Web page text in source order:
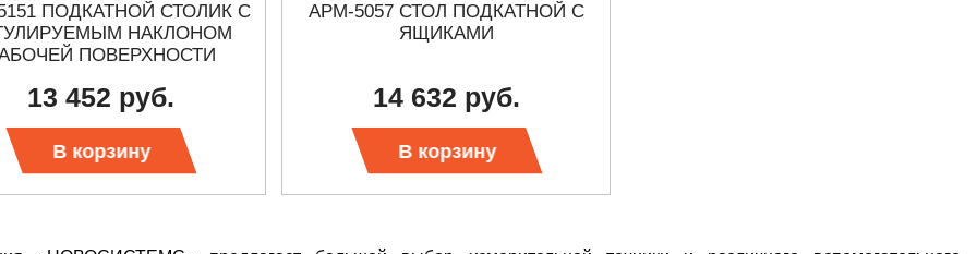
ПОДКАТНОЙ СТОЛИК С
НАКЛОНОМ
ПОВЕРХНОСТИ
13 452 руб.
В корзину
АРМ-5057 СТОЛ ПОДКАТНОЙ С
ЯЩИКАМИ
14 632 руб.
В корзину